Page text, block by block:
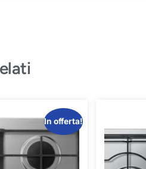
In offerta!